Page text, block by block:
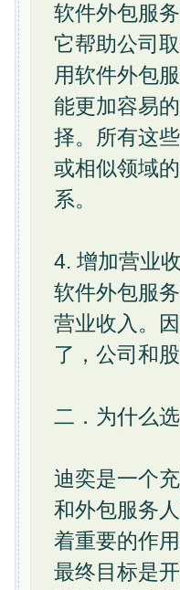
软件外包服
它帮助公司
用软件外包
能更加容易
择。所有这
或相似领域
系。
4. 增加营业
软件外包服
营业收入。
了，公司和
二．为什么
迪奕是一个
和外包服务
着重要的作
最终目标是